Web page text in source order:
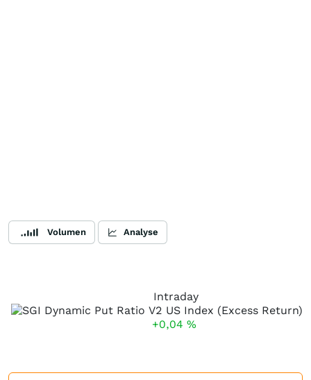
Volumen Analyse
Intraday
+0,04 %